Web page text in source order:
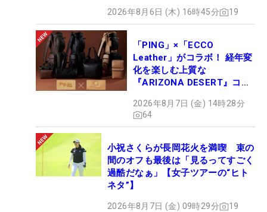
2026年8月6日 (木) 16時45分 19
「PING」×「ECCO
Leather」がコラボ！ 経年変
化を楽しむ上質な
『ARIZONA DESERT』コレ
ュー
2026年8月7日 (金) 14時28分
64
小祝さくらが長岡花火を満喫 束の
間のオフも最後は「見るってすごく
過酷だなぁ」【女子ツアーの“ヒト
ネタ”】
2026年8月7日 (金) 09時29分 19